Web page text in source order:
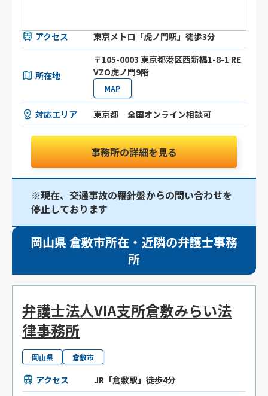
アクセス 東京メトロ「虎ノ門駅」徒歩3分
所在地
〒105-0003 東京都港区⻄新橋1-8-1 RE
VZO虎ノ門9階
MAP
対応エリア 東京都 全国オンライン相談可
事務所の詳細を見る
※現在、交通事故の羅針盤からの問い合わせを
停止しております
岡山県 倉敷市所在・近隣の弁護士事務
所
弁護士法人VIA支所倉敷みらい法
律事務所
岡山県 倉敷市
アクセス JR「倉敷駅」徒歩4分